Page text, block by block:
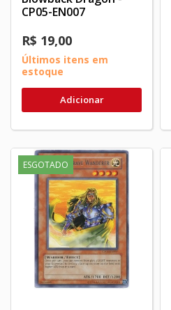
CP05-EN007
R$ 19,00
Últimos itens em
estoque
Adicionar
ESGOTADO